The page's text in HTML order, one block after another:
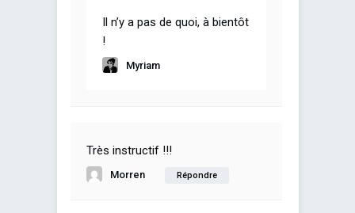
Il n’y a pas de quoi, à bientôt
!
Myriam
Très instructif !!!
Morren Répondre